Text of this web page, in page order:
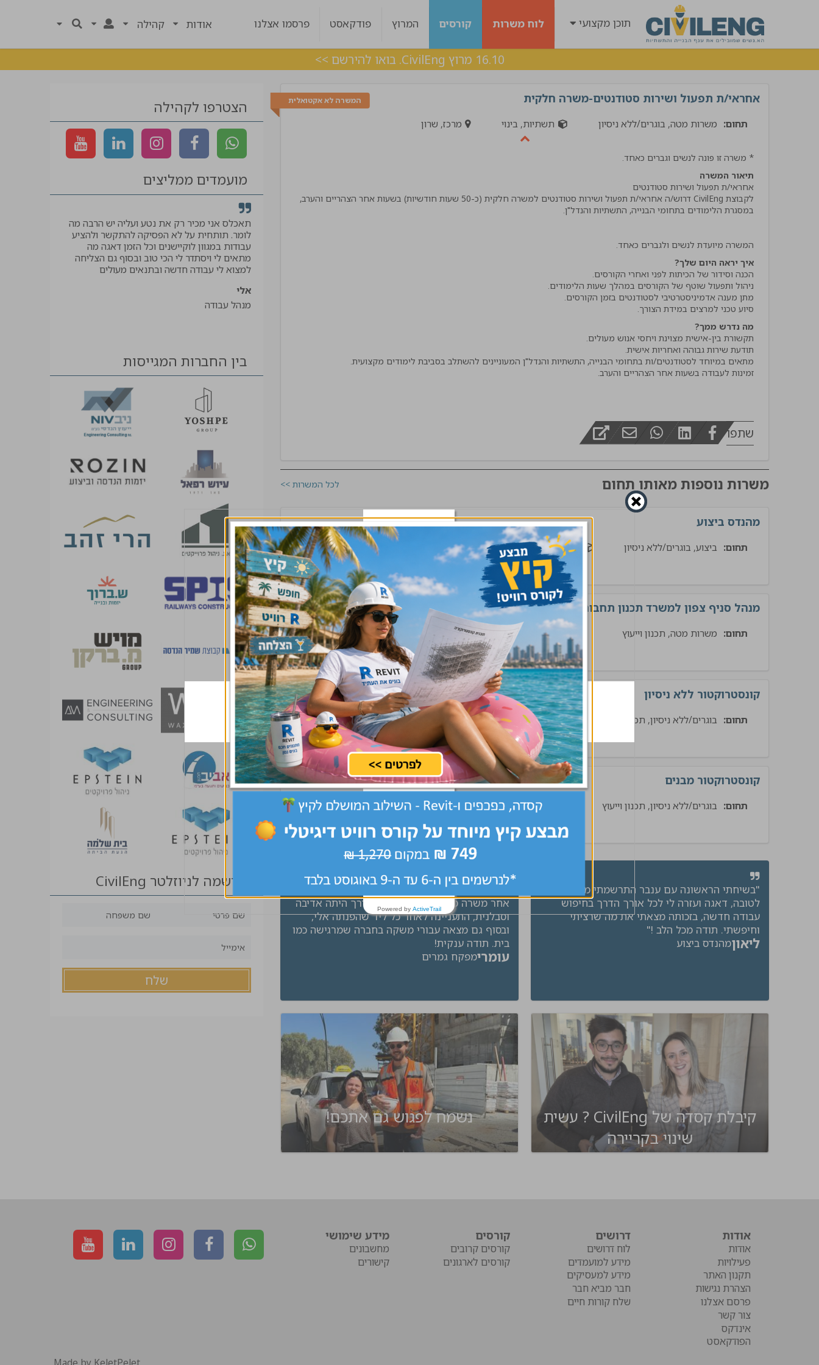
תוכן מקצועי לוח משרות קורסים המרוץ פודקאסט פרסמו אצלנו אודות קהילה
16.10 מרוץ CivilEng. בואו להירשם >>
המשרה לא אקטואלית אחראי/ת תפעול ושירות סטודנטים-משרה חלקית
תחום: משרות מטה, בוגרים/ללא ניסיון תשתיות, בינוי מרכז, שרון
* משרה זו פונה לנשים וגברים כאחד.
תיאור המשרה
לקבוצת CivilEng דרוש/ה אחראי/ת תפעול ושירות סטודנטים למשרה חלקית (כ-50 שעות חודשיות) בשעות אחר הצהריים והערב,
המשרה מיועדת לנשים ולגברים כאחד.
איך יראה היום שלך?
סיוע טכני למרצים במידת הצורך.
מה נדרש ממך?
זמינות לעבודה בשעות אחר הצהריים והערב.
שתפו
משרות נוספות מאותו תחום לכל המשרות >>
מהנדס ביצוע
תחום: ביצוע, בוגרים/ללא ניסיון בינוי מרכז, ירושלים, שרון, שפלה שלח קורות חיים
מנהל סניף צפון למשרד תכנון תחבורה
תחום: משרות מטה, תכנון וייעוץ תשתיות צפון, שרון שלח קורות חיים
קונסטרוקטור ללא ניסיון
תחום: בוגרים/ללא ניסיון, תכנון וייעוץ תשתיות מרכז, שרון שלח קורות חיים
קונסטרוקטור מבנים
תחום: בוגרים/ללא ניסיון, תכנון וייעוץ בינוי מרכז, שרון, שפלה שלח קורות חיים
"בשיחתי הראשונה עם ענבר התרשמתי מאוד
לטובה, דאגה ועזרה לי לכל אורך הדרך בחיפוש
עבודה חדשה, בזכותה מצאתי את מה שרציתי
וחיפשתי. תודה מכל הלב !"
ליאוןמהנדס ביצוע
יאנה ליוותה אותי במשך מספר חודשים בחיפוש
אחר משרה מתאימה. לאורך כל הדרך היתה אדיבה
וסבלנית, התעניינה לאחר כל ליד שהפנתה אלי,
ובסוף גם מצאה עבורי משקה בחברה שמרגישה כמו
בית. תודה ענקית!
עומרימפקח גמרים
קיבלת קסדה של CivilEng ? עשית
שינוי בקריירה
נשמח לפגוש גם אתכם!
הצטרפו לקהילה
מועמדים ממליצים
אמליץ לחבריי בענף בחום !!"
מפקח בינוי
תאכלס אני מכיר רק את נטע ועליה יש הרבה מה
לומר. תותחית על לא הפסיקה להתקשר ולהציע
עבודות במגוון לוקיישנים וכל הזמן דאגה מה
מתאים לי ויסתדר לי הכי טוב ובסוף גם הצליחה
למצוא לי עבודה חדשה ובתנאים מעולים
אלי
מנהל עבודה
בין החברות המגייסות
הרשמה לניוזלטר CivilEng
אודות
אודות
פעילויות
תקנון האתר
הצהרת נגישות
פרסם אצלנו
צור קשר
אינדקס
הפודקאסט
דרושים
לוח דרושים
מידע למועמדים
מידע למעסיקים
חבר מביא חבר
שלח קורות חיים
קורסים
קורסים קרובים
קורסים לארגונים
מידע שימושי
מחשבונים
קישורים
Made by KeletPelet
Powered by ActiveTrail